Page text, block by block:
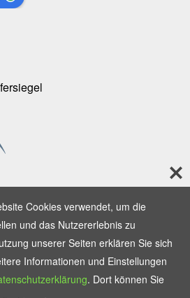
Cookies verwendet, um die
und das Nutzererlebnis zu
unserer Seiten erklären Sie sich
Informationen und Einstellungen
. Dort können Sie